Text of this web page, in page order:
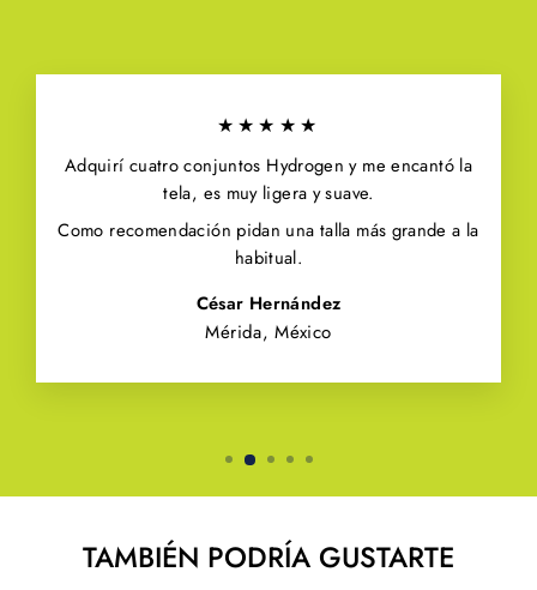
★★★★★
Adquirí cuatro conjuntos Hydrogen y me encantó la
tela, es muy ligera y suave.
Como recomendación pidan una talla más grande a la
habitual.
César Hernández
Mérida, México
TAMBIÉN PODRÍA GUSTARTE